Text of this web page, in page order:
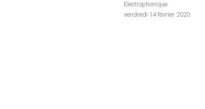
Electrophonique
vendredi 14 février 2020